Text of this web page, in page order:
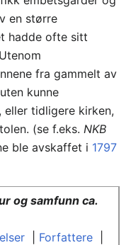
en større
hadde ofte sitt
fra gammelt av
kunne
tidligere kirken,
(se f.eks. NKB
ble avskaffet i 1797
og samfunn ca.
| Forfattere|